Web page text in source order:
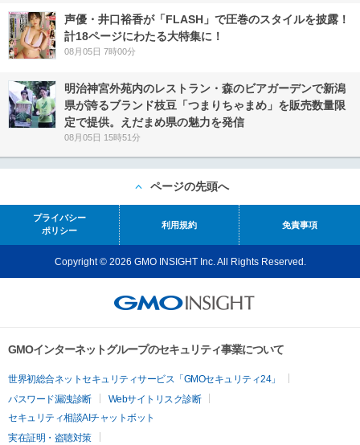
声優・井口裕香が「FLASH」で圧巻のスタイルを披露！
計18ページにわたる大特集に！
08月05日 7時00分
明治神宮外苑内のレストラン・森のビアガーデンで新潟
県が誇るブランド枝豆「つまりちゃまめ」を販売数量限
定で提供。えだまめ県の魅力を発信
08月05日 15時51分
ページの先頭へ
プライバシー
ポリシー
利用規約 免責事項
Copyright © 2026 GMO INSIGHT Inc. All Rights Reserved.
GMOインターネットグループのセキュリティ事業について
世界初総合ネットセキュリティサービス「GMOセキュリティ24」
パスワード漏洩診断
Webサイトリスク診断
セキュリティ相談AIチャットボット
実在証明・盗聴対策